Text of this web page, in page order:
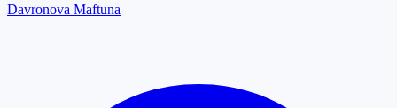
Davronova Maftuna